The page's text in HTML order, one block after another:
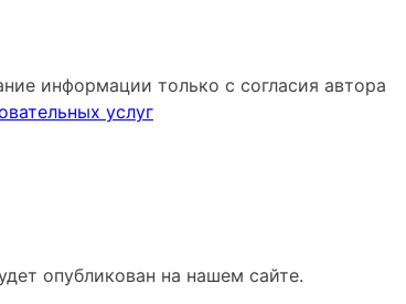
информации только с согласия автора
услуг
опубликован на нашем сайте.